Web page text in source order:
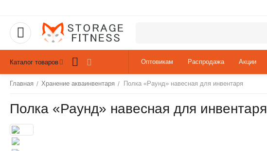
Каталог товаров Оптовикам Распродажа Акции
Главная / Хранение акваинвентаря / Полка «Раунд» навесная для инвентаря
Полка «Раунд» навесная для инвентаря